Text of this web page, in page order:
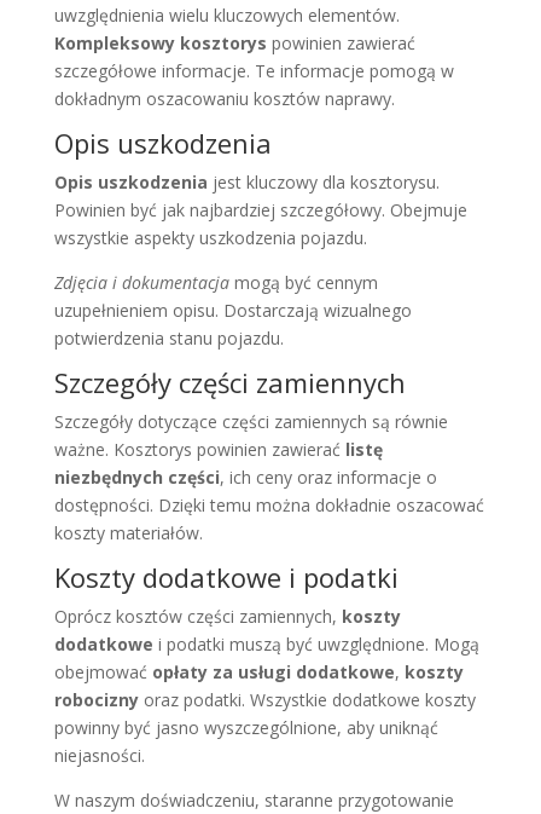
uwzględnienia wielu kluczowych elementów.
Kompleksowy kosztorys powinien zawierać
szczegółowe informacje. Te informacje pomogą w
dokładnym oszacowaniu kosztów naprawy.
Opis uszkodzenia
Opis uszkodzenia jest kluczowy dla kosztorysu.
Powinien być jak najbardziej szczegółowy. Obejmuje
wszystkie aspekty uszkodzenia pojazdu.
Zdjęcia i dokumentacjamogą być cennym
uzupełnieniem opisu. Dostarczają wizualnego
potwierdzenia stanu pojazdu.
Szczegóły części zamiennych
Szczegóły dotyczące części zamiennych są równie
ważne. Kosztorys powinien zawierać listę
niezbędnych części, ich ceny oraz informacje o
dostępności. Dzięki temu można dokładnie oszacować
koszty materiałów.
Koszty dodatkowe i podatki
Oprócz kosztów części zamiennych, koszty
dodatkowe i podatki muszą być uwzględnione. Mogą
obejmować opłaty za usługi dodatkowe, koszty
robociznyoraz podatki. Wszystkie dodatkowe koszty
powinny być jasno wyszczególnione, aby uniknąć
niejasności.
W naszym doświadczeniu, staranne przygotowanie